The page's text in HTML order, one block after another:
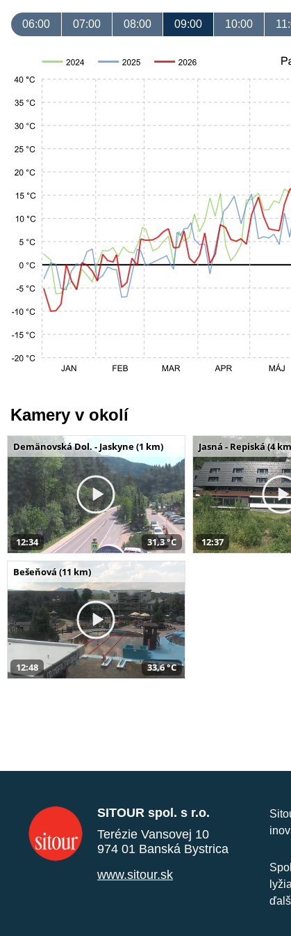
06:00 07:00 08:00 09:00 10:00
Kamery v okolí
Demänovská Dol. - Jaskyne (1 km)
12:34 31,3 °C
Jasná - Repiská (4
12:37
Bešeňová (11 km)
12:48 33,6 °C
SITOUR spol. s r.o.
Terézie Vansovej 10
974 01 Banská Bystrica
www.sitour.sk